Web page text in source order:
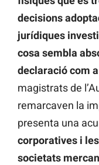
decisions
jurídiques
cosa sembla
declaració com
magistrats de
remarcaven la
presenta una
corporatives i
societats